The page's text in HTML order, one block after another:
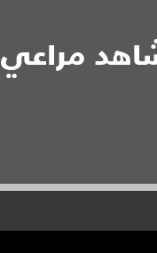
مراعي